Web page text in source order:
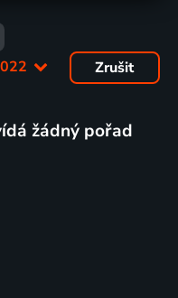
Zrušit
žádný pořad